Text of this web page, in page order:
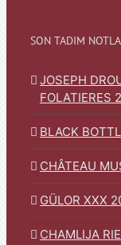
SON TADIM
JOSEPH
FOLATIERES
BLACK
CHÂTEAU
GÜLOR XXX
CHAMLIJA